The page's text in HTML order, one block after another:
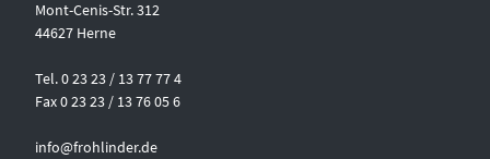
Mont-Cenis-Str. 312
44627 Herne
Tel. 0 23 23 / 13 77 77 4
Fax 0 23 23 / 13 76 05 6
info@frohlinder.de